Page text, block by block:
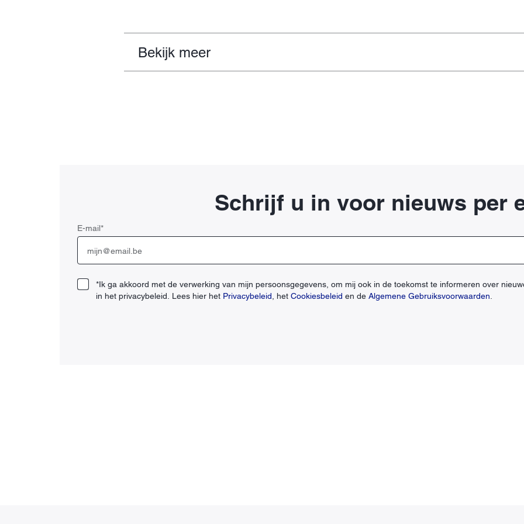
Bekijk meer
Schrijf u in voor nieuws per
E-mail*
*Ik ga akkoord met de verwerking van mijn persoonsgegevens, om mij ook in de toekomst te informeren over
in het privacybeleid. Lees hier het Privacybeleid , het Cookiesbeleid en de Algemene Gebruiksvoorwaarden